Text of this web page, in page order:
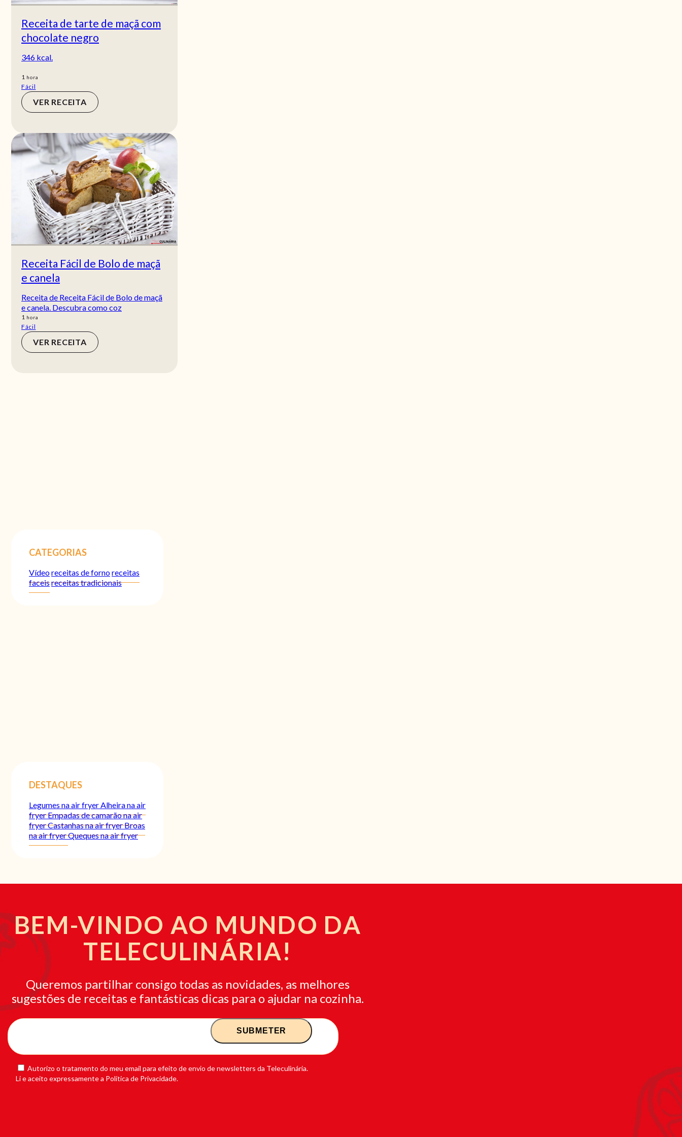
Receita de tarte de maçã com
chocolate negro
346 kcal.
1 hora
hora
Fácil
VER RECEITA
Receita Fácil de Bolo de maçã
e canela
Receita de Receita Fácil de Bolo de maçã
e canela. Descubra como coz
1 hora
hora
Fácil
VER RECEITA
CATEGORIAS
Vídeoreceitas de fornoreceitas
faceisreceitas tradicionais
DESTAQUES
Legumes na air fryer Alheira na air
fryerEmpadas de camarão na air
fryerCastanhas na air fryerBroas
na air fryerQueques na air fryer
BEM-VINDO AO MUNDO DA
TELECULINÁRIA!
Queremos partilhar consigo todas as novidades, as melhores
sugestões de receitas e fantásticas dicas para o ajudar na cozinha.
Autorizo o tratamento do meu email para efeito de envio de newsletters da Teleculinária.
Li e aceito expressamente a Política de Privacidade.